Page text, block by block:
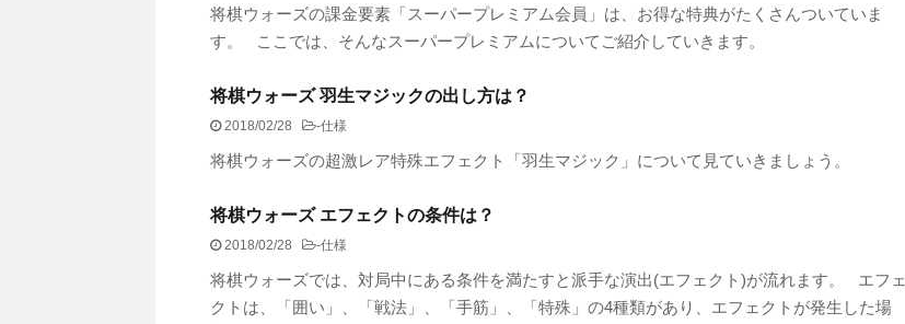
将棋ウォーズの課金要素「スーパープレミアム会員」は、お得な特典がたくさんついていま
す。 ここでは、そんなスーパープレミアムについてご紹介していきます。
将棋ウォーズ 羽生マジックの出し方は？
2018/02/28 -仕様
将棋ウォーズの超激レア特殊エフェクト「羽生マジック」について見ていきましょう。
将棋ウォーズ エフェクトの条件は？
2018/02/28 -仕様
将棋ウォーズでは、対局中にある条件を満たすと派手な演出(エフェクト)が流れます。 エフェ
クトは、「囲い」、「戦法」、「手筋」、「特殊」の4種類があり、エフェクトが発生した場